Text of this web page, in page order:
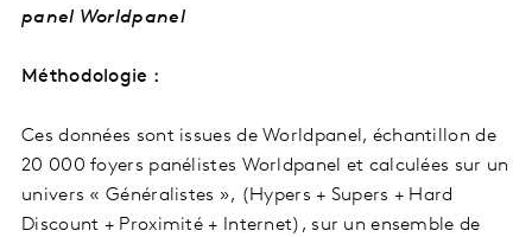
panel Worldpanel
Méthodologie :
Ces données sont issues de Worldpanel, échantillon de
20 000 foyers panélistes Worldpanel et calculées sur un
univers « Généralistes », (Hypers + Supers + Hard
Discount + Proximité + Internet), sur un ensemble de